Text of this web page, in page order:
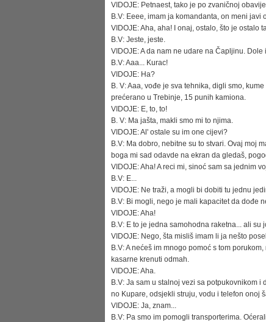
VIDOJE: Petnaest, tako je po zvaničnoj
B.V: Eeee, imam ja komandanta, on meni javi
VIDOJE: Aha, aha! I onaj, ostalo, što je ostalo
B.V: Jeste, jeste.
VIDOJE: A da nam ne udare na Čapljinu. Dole
B.V: Aaa... Kurac!
VIDOJE: Ha?
B. V: Aaa, vođe je sva tehnika, digli smo,
prećerano u Trebinje, 15 punih kamiona.
VIDOJE: E, to, to!
B. V: Ma jašta, makli smo mi to njima.
VIDOJE: Al' ostale su im one cijevi?
B.V: Ma dobro, nebitne su to stvari. Ovaj moj
boga mi sad odavde na ekran da gledaš,
VIDOJE: Aha! A reci mi, sinoć sam sa jednim
B.V: E...
VIDOJE: Ne traži, a mogli bi dobiti tu jednu
B.V: Bi mogli, nego je mali kapacitet da dođe
VIDOJE: Aha!
B.V: E to je jedna samohodna raketna... ali su
VIDOJE: Nego, šta misliš imam li ja nešto
B.V: A nećeš im mnogo pomoć s tom
kasarne krenuti odmah.
VIDOJE: Aha.
B.V: Ja sam u stalnoj vezi sa potpukovnikom
no Kupare, odsjekli struju, vodu i telefon onoj
VIDOJE: Ja, znam...
B.V: Pa smo im pomogli transporterima.